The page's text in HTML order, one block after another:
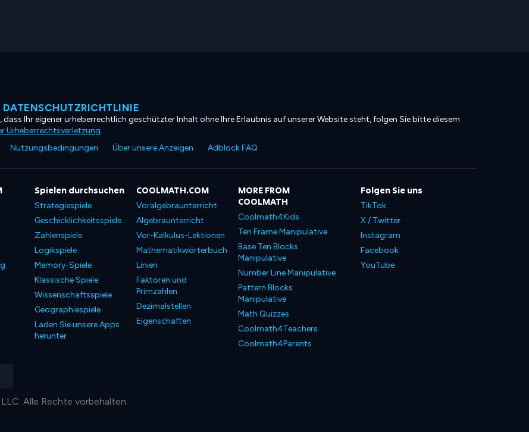
dass Ihr eigener urheberrechtlich geschützter Inhalt ohne Ihre Erlaubnis auf unserer Website steht, folgen Sie bitte diesem
Urheberrechtsverletzung.
Nutzungsbedingungen Über unsere Anzeigen Adblock FAQ
Spielen durchsuchen
Strategiespiele
Geschicklichkeitsspiele
Zahlenspiele
Logikspiele
Memory-Spiele
Klassische Spiele
Wissenschaftsspiele
Geographiespiele
Laden Sie unsere Apps
herunter
COOLMATH.COM
Voralgebraunterricht
Algebraunterricht
Vor-Kalkulus-Lektionen
Mathematikwörterbuch
Linien
Faktoren und
Primzahlen
Dezimalstellen
Eigenschaften
MORE FROM
COOLMATH
Coolmath4Kids
Ten Frame Manipulative
Base Ten Blocks
Manipulative
Number Line Manipulative
Pattern Blocks
Manipulative
Math Quizzes
Coolmath4Teachers
Coolmath4Parents
Folgen Sie uns
TikTok
X / Twitter
Instagram
Facebook
YouTube
Alle Rechte vorbehalten.